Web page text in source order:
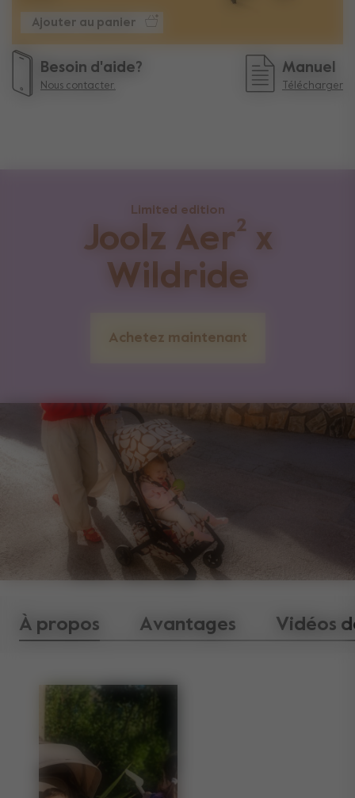
Ajouter au panier
Besoin d'aide?
Nous contacter.
Manuel
Télécharger
Limited edition
Joolz Aer² x
Wildride
Achetez maintenant
À propos Avantages Vidéos